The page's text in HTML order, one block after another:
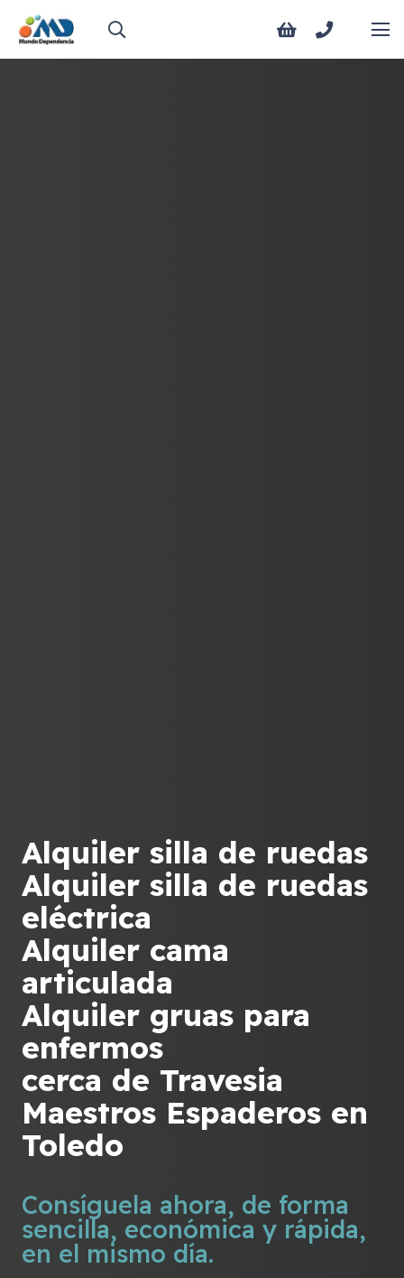
Alquiler silla de ruedas
Alquiler silla de ruedas
eléctrica
Alquiler cama
articulada
Alquiler gruas para
enfermos
cerca de Travesia
Maestros Espaderos en
Toledo
Consíguela ahora, de forma
sencilla, económica y rápida,
en el mismo día.